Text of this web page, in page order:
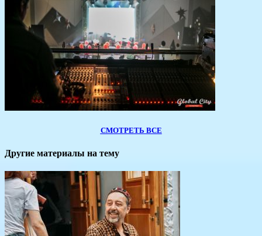
СМОТРЕТЬ ВСЕ
Другие материалы на тему